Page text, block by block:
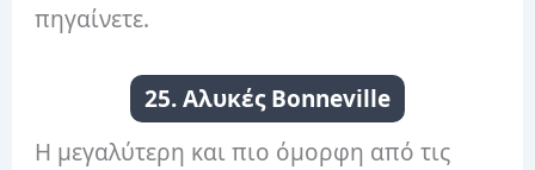
πηγαίνετε.
25. Αλυκές Bonneville
Η μεγαλύτερη και πιο όμορφη από τις